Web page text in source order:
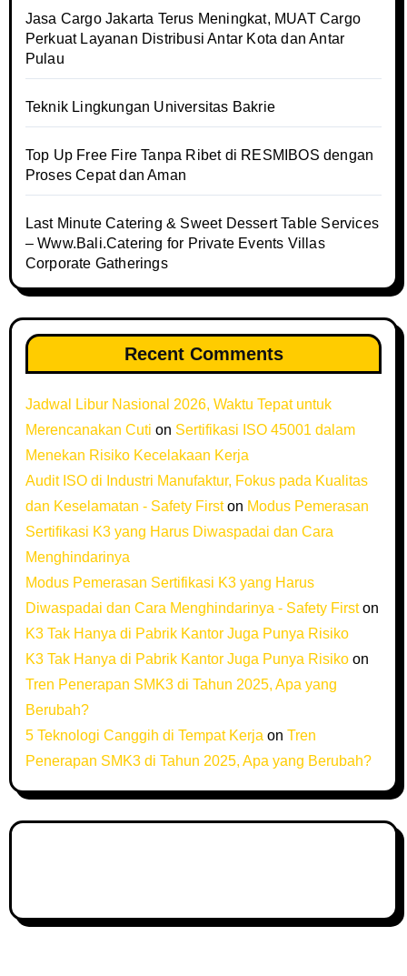
Jasa Cargo Jakarta Terus Meningkat, MUAT Cargo
Perkuat Layanan Distribusi Antar Kota dan Antar
Pulau
Teknik Lingkungan Universitas Bakrie
Top Up Free Fire Tanpa Ribet di RESMIBOS dengan
Proses Cepat dan Aman
Last Minute Catering & Sweet Dessert Table Services
– Www.Bali.Catering for Private Events Villas
Corporate Gatherings
Recent Comments
Jadwal Libur Nasional 2026, Waktu Tepat untuk
Merencanakan Cuti on Sertifikasi ISO 45001 dalam
Menekan Risiko Kecelakaan Kerja
Audit ISO di Industri Manufaktur, Fokus pada Kualitas
dan Keselamatan - Safety Firston Modus Pemerasan
Sertifikasi K3 yang Harus Diwaspadai dan Cara
Menghindarinya
Modus Pemerasan Sertifikasi K3 yang Harus
Diwaspadai dan Cara Menghindarinya - Safety Firston
K3 Tak Hanya di Pabrik Kantor Juga Punya Risiko
K3 Tak Hanya di Pabrik Kantor Juga Punya Risikoon
Tren Penerapan SMK3 di Tahun 2025, Apa yang
Berubah?
5 Teknologi Canggih di Tempat Kerjaon Tren
Penerapan SMK3 di Tahun 2025, Apa yang Berubah?